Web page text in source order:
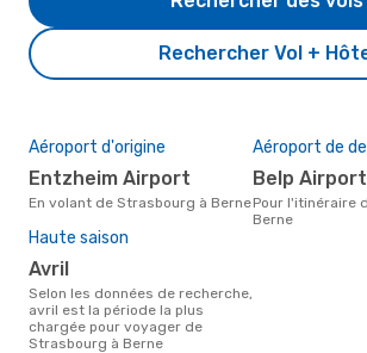
Rechercher Vol +
Aéroport d'origine
Entzheim Airport
En volant de Strasbourg à Berne
Aéroport de
Belp Airport
Pour l'itinéraire de Strasbourg à
Berne
Haute saison
avril
Selon les données de recherche,
avril est la période la plus
chargée pour voyager de
Strasbourg à Berne